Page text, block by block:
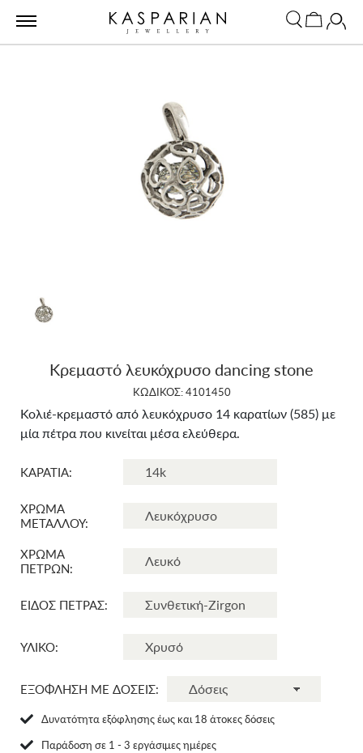
Κρεμαστό λευκόχρυσο dancing stone
ΚΩΔΙΚΟΣ: 4101450
Κολιέ-κρεμαστό από λευκόχρυσο 14 καρατίων (585) με
μία πέτρα που κινείται μέσα ελεύθερα.
ΚΑΡΑΤΙΑ:
ΧΡΩΜΑ
ΜΕΤΑΛΛΟΥ:
ΧΡΩΜΑ
ΠΕΤΡΩΝ:
ΕΙΔΟΣ ΠΕΤΡΑΣ:
ΥΛΙΚΟ:
ΕΞΟΦΛΗΣΗ ΜΕ ΔΟΣΕΙΣ:
Δυνατότητα εξόφλησης έως και 18 άτοκες δόσεις
Παράδοση σε 1 - 3 εργάσιμες ημέρες